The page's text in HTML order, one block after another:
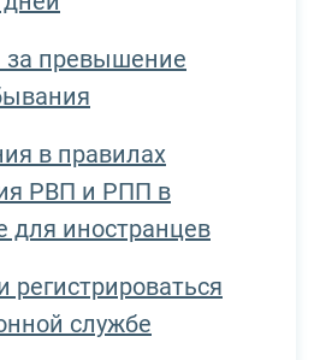
превышение
в правилах
РВП и РПП в
для иностранцев
регистрироваться
службе